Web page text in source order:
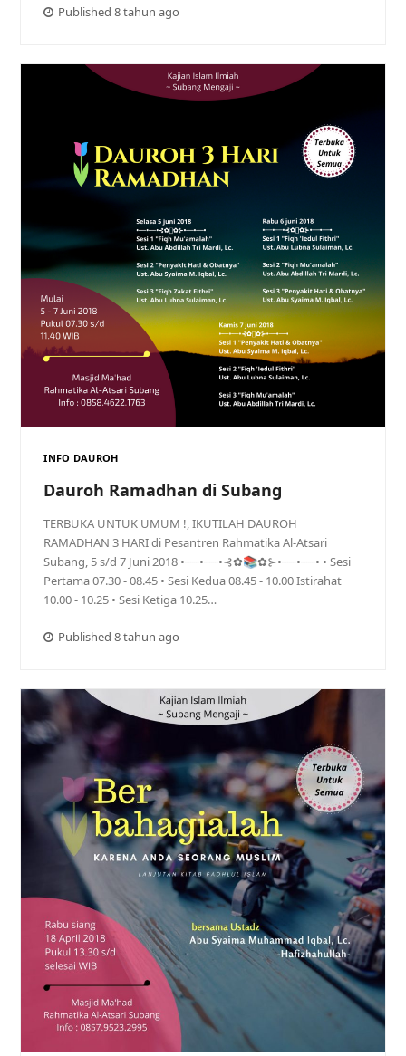
Published 8 tahun ago
INFO DAUROH
Dauroh Ramadhan di Subang
TERBUKA UNTUK UMUM !, IKUTILAH DAUROH
RAMADHAN 3 HARI di Pesantren Rahmatika Al-Atsari
Subang, 5 s/d 7 Juni 2018 •┈┈•┈┈•⊰✿📚✿⊱•┈┈•┈┈• • Sesi
Pertama 07.30 - 08.45 • Sesi Kedua 08.45 - 10.00 Istirahat
10.00 - 10.25 • Sesi Ketiga 10.25…
Published 8 tahun ago